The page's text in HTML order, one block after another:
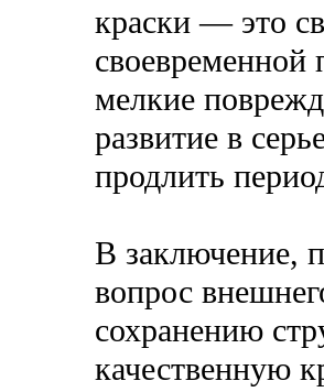
краски — это
своевременной
мелкие
развитие в
продлить
В заключение,
вопрос
сохранению
качественную